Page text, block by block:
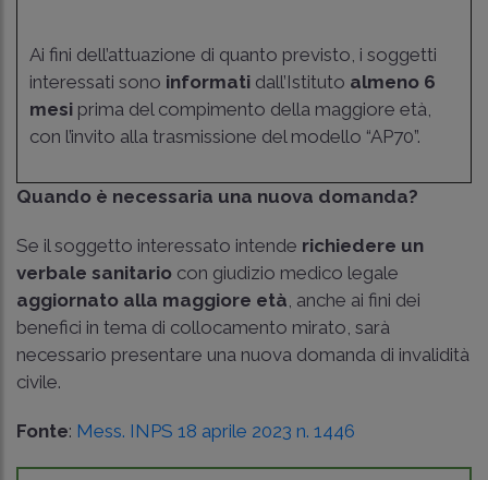
Ai fini dell’attuazione di quanto previsto, i soggetti
interessati sono informati dall’Istituto almeno 6
mesi prima del compimento della maggiore età,
con l’invito alla trasmissione del modello “AP70”.
Quando è necessaria una nuova domanda?
Se il soggetto interessato intende richiedere un
verbale sanitario con giudizio medico legale
aggiornato alla maggiore età , anche ai fini dei
benefici in tema di collocamento mirato, sarà
necessario presentare una nuova domanda di invalidità
civile.
Fonte: Mess. INPS 18 aprile 2023 n. 1446